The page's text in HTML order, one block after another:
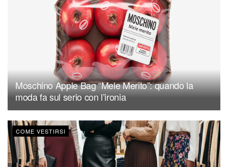
Moschino Apple Bag “Mele Merito”: quando la
moda fa sul serio con l’ironia
COME VESTIRSI